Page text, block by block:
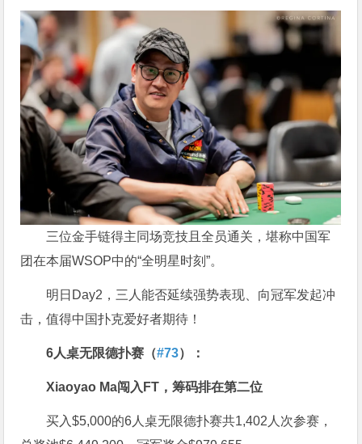
三位金手链得主同场竞技且全员通关，堪称中国军
团在本届WSOP中的“全明星时刻”。
明日Day2，三人能否延续强势表现、向冠军发起冲
击，值得中国扑克爱好者期待！
6人桌无限德扑赛（#73）：
Xiaoyao Ma闯入 FT ，筹码排在第二位
买入$5,000的6人桌无限德扑赛共1,402人次参赛，